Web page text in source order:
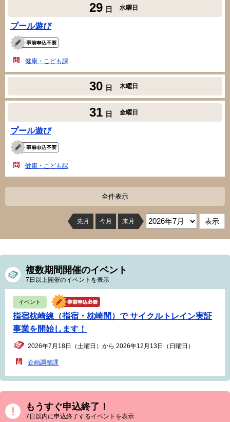
29 日 水曜日
プール遊び
健康・こども課
30 日 木曜日
31 日 金曜日
プール遊び
健康・こども課
全件表示
先月 今月 来月
複数期間開催のイベント
7日以上開催のイベントを表示
イベント
指宿枕崎線（指宿・枕崎間）で サイクルトレイン実証
事業を開始します！
2026年7月18日（土曜日）から 2026年12月13日（日曜日）
企画調整課
もうすぐ申込終了！
7日以内に申込終了するイベントを表示